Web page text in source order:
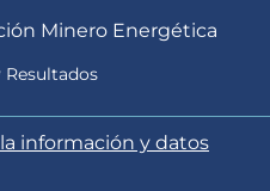
Minero Energética
información y datos